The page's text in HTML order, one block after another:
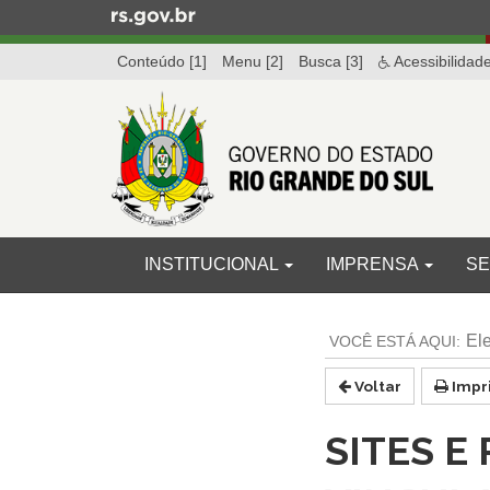
para
Conteúdo [1] Menu [2] Busca [3] Acessibilidade
do
INICIAL
INSTITUCIONAL IMPRENSA
Voltar
SITES E